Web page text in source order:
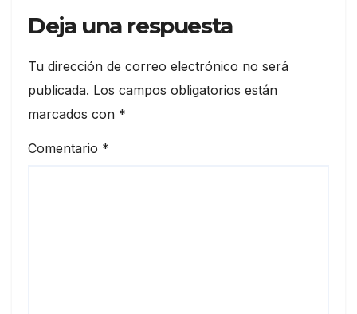
Deja una respuesta
Tu dirección de correo electrónico no será
publicada. Los campos obligatorios están
marcados con *
Comentario *